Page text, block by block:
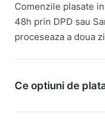
Comenzile plasate
48h prin DPD sau
proceseaza a doua
Ce optiuni de